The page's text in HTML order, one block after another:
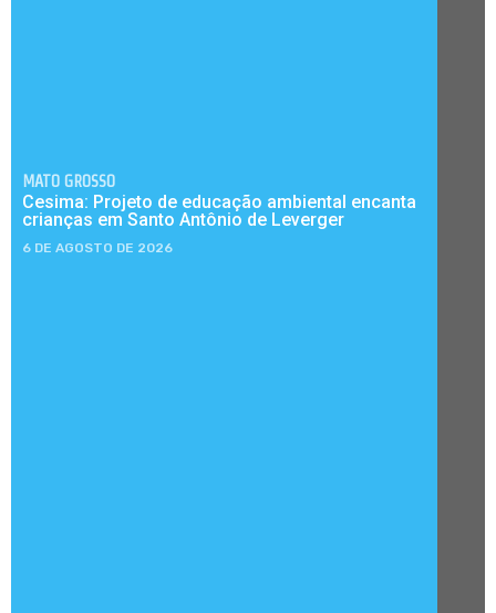
MATO GROSSO
Cesima: Projeto de educação ambiental encanta
crianças em Santo Antônio de Leverger
6 DE AGOSTO DE 2026